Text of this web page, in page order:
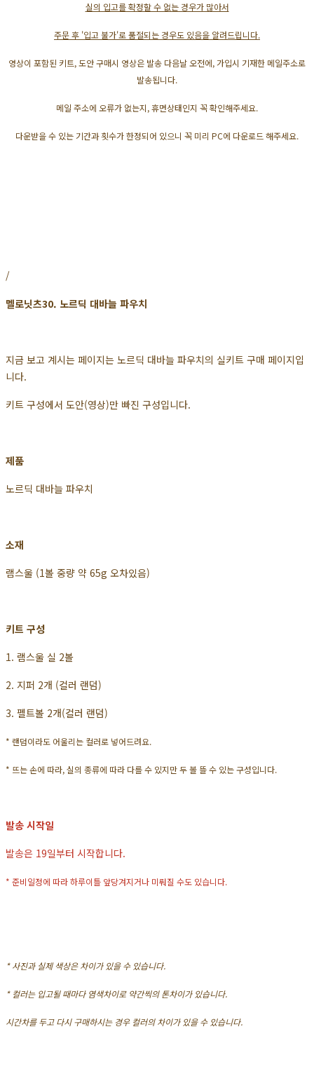
실의 입고를 확정할 수 없는 경우가 많아서
주문 후 '입고 불가'로 품절되는 경우도 있음을 알려드립니다.
영상이 포함된 키트, 도안 구매시 영상은 발송 다음날 오전에, 가입시 기재한 메일주소로
발송됩니다.
메일 주소에 오류가 없는지, 휴면상태인지 꼭 확인해주세요.
다운받을 수 있는 기간과 횟수가 한정되어 있으니 꼭 미리 PC에 다운로드 해주세요.
/
멜로닛츠30. 노르딕 대바늘 파우치
지금 보고 계시는 페이지는 노르딕 대바늘 파우치의 실키트 구매 페이지입
니다.
키트 구성에서 도안(영상)만 빠진 구성입니다.
제품
노르딕 대바늘 파우치
소재
램스울 (1볼 중량 약 65g 오차있음)​
키트 구성
1. 램스울 실 2볼
2. 지퍼 2개 (컬러 랜덤)
3. 펠트볼 2개(컬러 랜덤)
* 랜덤이라도 어울리는 컬러로 넣어드려요.​
* 뜨는 손에 따라, 실의 종류에 따라 다를 수 있지만 두 볼 뜰 수 있는 구성입니다.
발송 시작일
발송은 19일부터 시작합니다.
* 준비일정에 따라 하루이틀 앞당겨지거나 미뤄질 수도 있습니다.
* 사진과 실제 색상은 차이가 있을 수 있습니다.
* 컬러는 입고될 때마다 염색차이로 약간씩의 톤차이가 있습니다.
시간차를 두고 다시 구매하시는 경우 컬러의 차이가 있을 수 있습니다.